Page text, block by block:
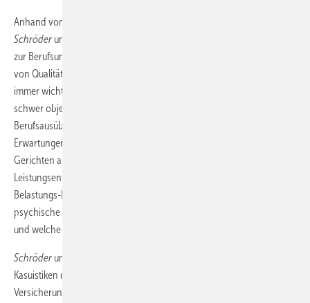
Anhand von originalen Gutachtenausschnitten verdeutlichten
Schröder und
zur Berufsunfähigkeit ankommt. Beide betonten, dass die Einhaltung
von Qualitätsstandards in der Begutachtung in den letzten Jahren
immer wichtiger geworden ist, da zunehmend mehr Antragsteller mit
schwer objektivierbaren Einschränkungen ihrer konkreten
Berufsausübung zu beurteilen sind. Gleichzeitig sind auch die
Erwartungen von Versicherten, Rechtsanwälten und nicht zuletzt
Gerichten an Transparenz und Nachvollziehbarkeit von
Leistungsentscheidungen gestiegen. Anhand des modifizierten
Belastungs-Beanspruchungsmodells stellte
psychische Beeinträchtigungen auf konkrete Tätigkeiten auswirken
und welche Qualitätsanforderungen an Gutachten gestellt werden.
Schröder und
Kasuistiken die notwendige Interdisziplinarität zwischen
Versicherungsmedizin und Psychologie in der Begutachtung als